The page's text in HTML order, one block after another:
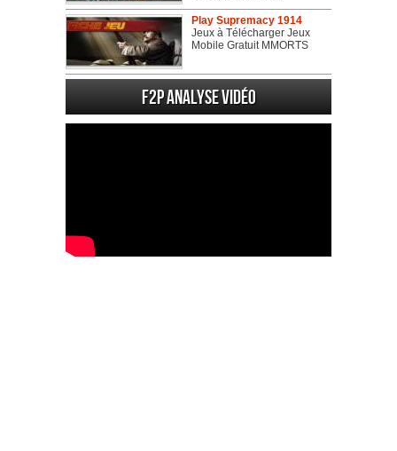
Play Supremacy 1914
Jeux à Télécharger Jeux
Mobile Gratuit MMORTS
F2P Analyse vidéo